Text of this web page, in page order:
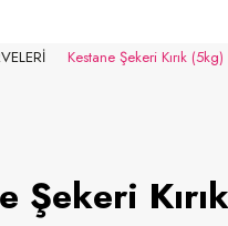
Kestane Şekeri Kırık (5kg)
Şekeri